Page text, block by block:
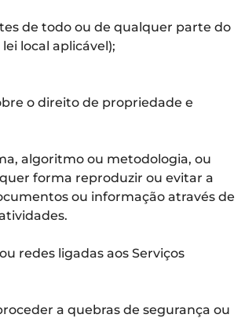
de todo ou de qualquer parte do
local aplicável);
o direito de propriedade e
algoritmo ou metodologia, ou
forma reproduzir ou evitar a
ou informação através de
redes ligadas aos Serviços
a quebras de segurança ou